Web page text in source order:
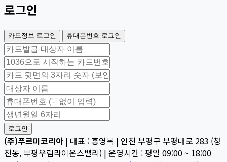
로그인
카드정보 로그인 휴대폰번호 로그인
로그인
(주)푸르미코리아 | 대표 : 홍영복 | 인천 부평구 부평대로 283 (청
천동, 부평우림라이온스밸리) | 운영시간 : 평일 09:00 ~ 18:00